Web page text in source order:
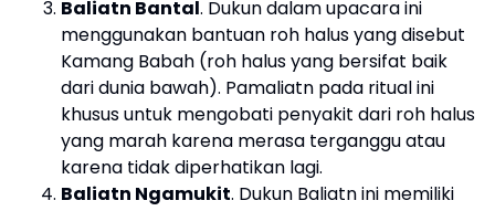
Baliatn Bantal. Dukun dalam upacara ini
menggunakan bantuan roh halus yang disebut
Kamang Babah (roh halus yang bersifat baik
dari dunia bawah). Pamaliatn pada ritual ini
khusus untuk mengobati penyakit dari roh halus
yang marah karena merasa terganggu atau
karena tidak diperhatikan lagi.
Baliatn Ngamukit. Dukun Baliatn ini memiliki